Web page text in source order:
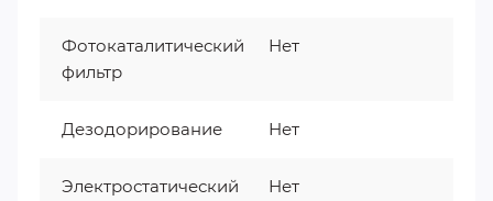
Фотокаталитический
фильтр
Нет
Дезодорирование Нет
Электростатический
Нет